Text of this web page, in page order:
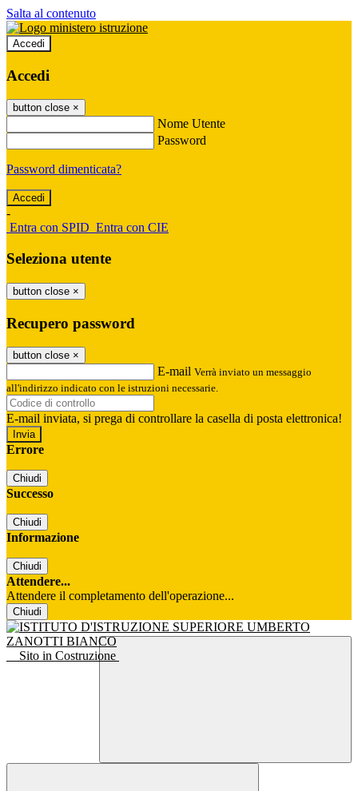
Salta al contenuto
Accedi
Accedi
button close ×
Nome Utente
Password
Password dimenticata?
-
Entra con SPID Entra con CIE
Seleziona utente
button close ×
Recupero password
button close ×
E-mail Verrà inviato un messaggio
all'indirizzo indicato con le istruzioni necessarie.
E-mail inviata, si prega di controllare la casella di posta elettronica!
Errore
Chiudi
Successo
Chiudi
Informazione
Chiudi
Attendere...
Attendere il completamento dell'operazione...
Chiudi
Sito in Costruzione